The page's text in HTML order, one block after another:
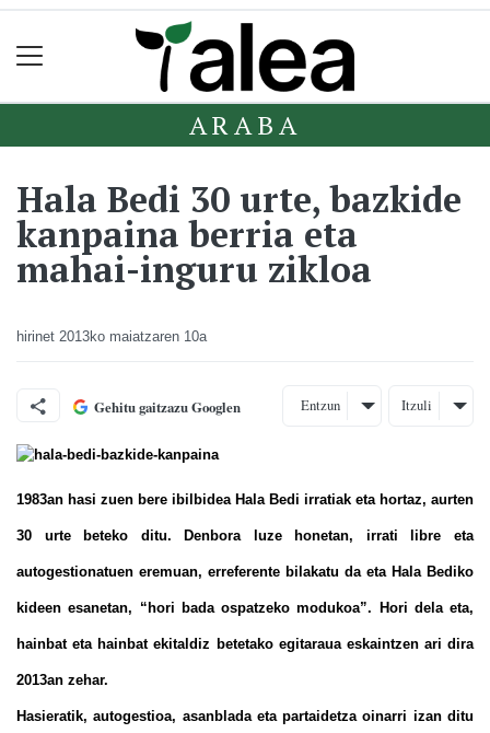
ARABA
Hala Bedi 30 urte, bazkide
kanpaina berria eta
mahai-inguru zikloa
hirinet 2013ko maiatzaren 10a
Gehitu gaitzazu Googlen Entzun Itzuli
1983an hasi zuen bere ibilbidea Hala Bedi irratiak eta hortaz, aurten
30 urte beteko ditu. Denbora luze honetan, irrati libre eta
autogestionatuen eremuan, erreferente bilakatu da eta Hala Bediko
kideen esanetan, “hori bada ospatzeko modukoa”. Hori dela eta,
hainbat eta hainbat ekitaldiz betetako egitaraua eskaintzen ari dira
2013an zehar.
Hasieratik, autogestioa, asanblada eta partaidetza oinarri izan ditu